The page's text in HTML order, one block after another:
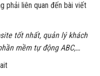
phải liên quan đến bài viết
tốt nhất, quản lý khách
mềm tự động ABC,…